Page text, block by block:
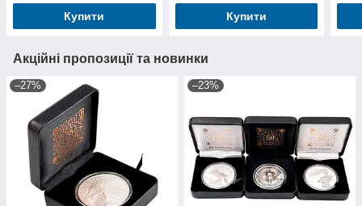
Купити Купити
Акційні пропозиції та новинки
–27% –23%